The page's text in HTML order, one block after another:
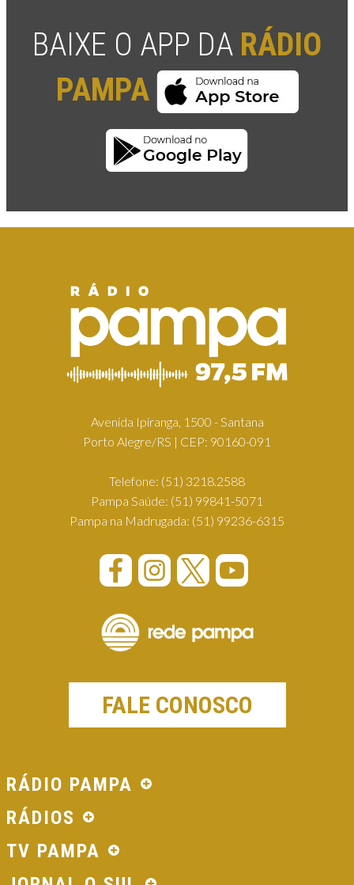
BAIXE O APP DA RÁDIO
PAMPA
Avenida Ipiranga, 1500 - Santana
Porto Alegre/RS | CEP: 90160-091
Telefone: (51) 3218.2588
Pampa Saúde: (51) 99841-5071
Pampa na Madrugada: (51) 99236-6315
FALE CONOSCO
RÁDIO PAMPA
RÁDIOS
TV PAMPA